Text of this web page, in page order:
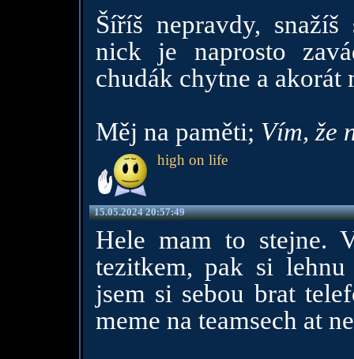
Šíříš nepravdy,
nick je naprosto
chudák chytne a
Měj na paměti; Vím, že
high on life
15.05.2024 20:57:49
Hele mam to stejne.
tezitkem, pak si
jsem si sebou brat
meme na teamsech at